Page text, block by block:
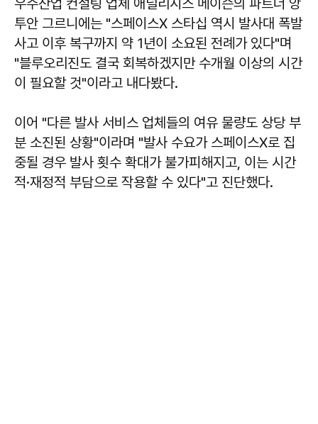
우주산업 컨설팅 업체 애널리시스 메이슨의 파트너 앙
투안 그르니에는 "스페이스X 스타십 역시 발사대 폭발
사고 이후 복구까지 약 1년이 소요된 전례가 있다"며
"블루오리진도 결국 회복하겠지만 수개월 이상의 시간
이 필요할 것"이라고 내다봤다.
이어 "다른 발사 서비스 업체들의 여유 물량도 상당 부
분 소진된 상황"이라며 "발사 수요가 스페이스X로 집
중될 경우 발사 횟수 확대가 불가피해지고, 이는 시간
적·재정적 부담으로 작용할 수 있다"고 진단했다.